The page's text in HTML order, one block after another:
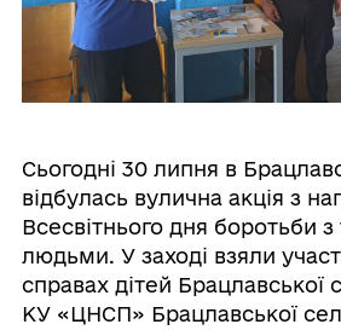
Сьогодні 30 липня в
відбулась вулична акція з
Всесвітнього дня боротьби з
людьми. У заході взяли
справах дітей Брацлавської
КУ «ЦНСП» Брацлавської